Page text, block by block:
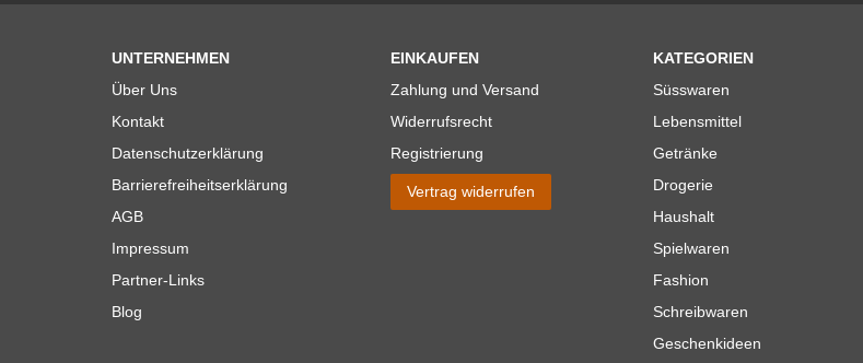
UNTERNEHMEN
Über Uns
Kontakt
Datenschutzerklärung
Barrierefreiheitserklärung
AGB
Impressum
Partner-Links
Blog
EINKAUFEN
Zahlung und Versand
Widerrufsrecht
Registrierung
Vertrag widerrufen
KATEGORIEN
Süsswaren
Lebensmittel
Getränke
Drogerie
Haushalt
Spielwaren
Fashion
Schreibwaren
Geschenkideen